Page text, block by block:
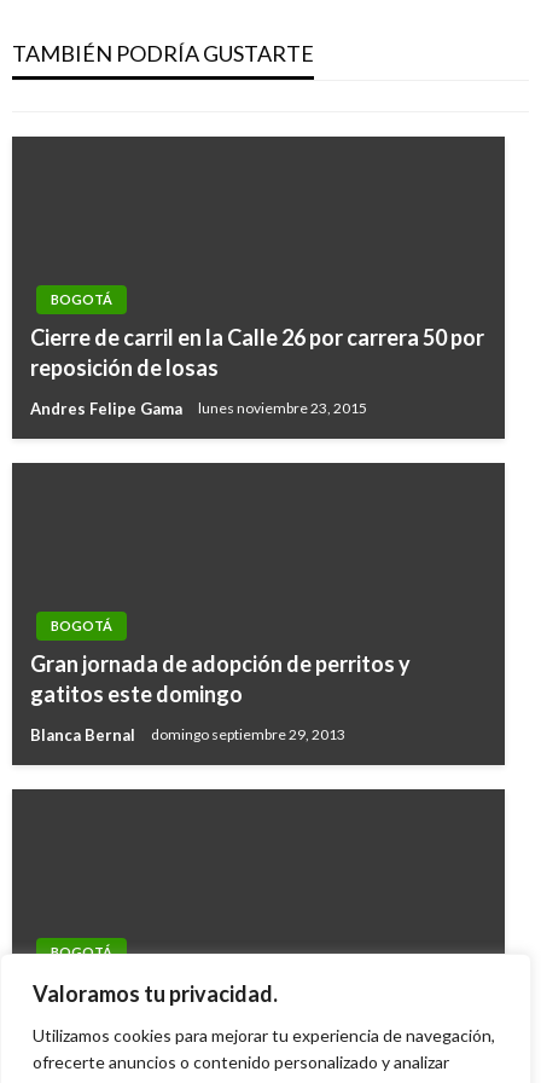
Valoramos tu privacidad.
Utilizamos cookies para mejorar tu experiencia de navegación,
ofrecerte anuncios o contenido personalizado y analizar
TAMBIÉN PODRÍA GUSTARTE
Bogotá tras celebración de la navidad
Andres Felipe Gama domingo diciembre 25, 2016
BOGOTÁ
Cierre de carril en la Calle 26 por carrera 50 por
reposición de losas
Andres Felipe Gama lunes noviembre 23, 2015
BOGOTÁ
Gran jornada de adopción de perritos y
gatitos este domingo
Blanca Bernal domingo septiembre 29, 2013
BOGOTÁ
Bogotá ya tiene su pista de hielo en la Plaza de
Mario Murcia sábado noviembre 20, 2010